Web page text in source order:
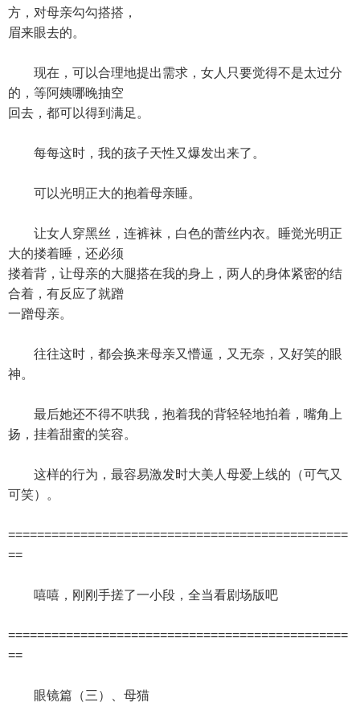
方，对母亲勾勾搭搭，
眉来眼去的。
现在，可以合理地提出需求，女人只要觉得不是太过分
的，等阿姨哪晚抽空
回去，都可以得到满足。
每每这时，我的孩子天性又爆发出来了。
可以光明正大的抱着母亲睡。
让女人穿黑丝，连裤袜，白色的蕾丝内衣。睡觉光明正
大的搂着睡，还必须
搂着背，让母亲的大腿搭在我的身上，两人的身体紧密的结
合着，有反应了就蹭
一蹭母亲。
往往这时，都会换来母亲又懵逼，又无奈，又好笑的眼
神。
最后她还不得不哄我，抱着我的背轻轻地拍着，嘴角上
扬，挂着甜蜜的笑容。
这样的行为，最容易激发时大美人母爱上线的（可气又
可笑）。
===============================================
==
嘻嘻，刚刚手搓了一小段，全当看剧场版吧
===============================================
==
眼镜篇（三）、母猫